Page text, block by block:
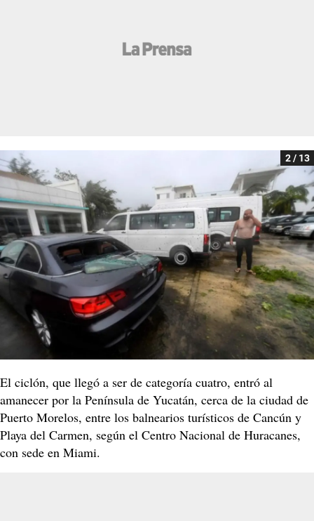
2 / 13
El ciclón, que llegó a ser de categoría cuatro, entró al
amanecer por la Península de Yucatán, cerca de la ciudad de
Puerto Morelos, entre los balnearios turísticos de Cancún y
Playa del Carmen, según el Centro Nacional de Huracanes,
con sede en Miami.